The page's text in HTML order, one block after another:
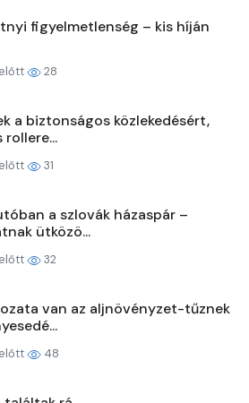
figyelmetlenség – kis híján
28
a biztonságos közlekedésért,
31
a szlovák házaspár –
ütközö...
32
van az aljnövényzet-tűznek
48